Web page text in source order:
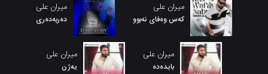
میران علی
کەس وەفای نەبوو
میران علی
دەربەدەری
میران علی
بایدەدە
میران علی
یەژن